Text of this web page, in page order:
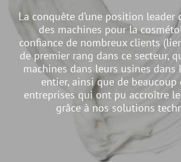
La conquête d’une position leader
des machines pour la
confiance de nombreux clients
de premier rang dans ce secteur,
machines dans leurs usines
entier, ainsi que de beaucoup
entreprises qui ont pu accroître
grâce à nos solutions